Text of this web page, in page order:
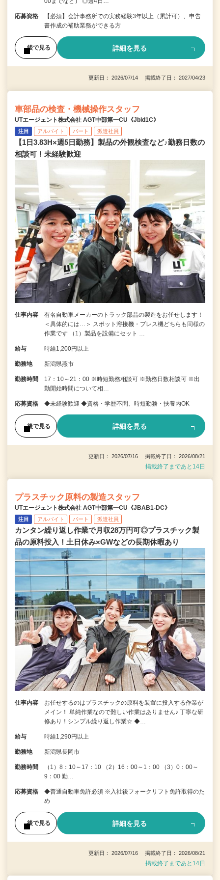
応募資格
【必須】会計事務所での実務経験3年以上（累計可）、申告
書作成の補助業務ができる方
後で見る 詳細を見る
更新日： 2026/07/14 掲載終了日： 2027/04/23
車部品の検査・機械操作スタッフ
UTエージェント株式会社 AGT中部第一CU《Jbld1C》
注目 アルバイト パート 派遣社員
【1日3.83H×週5日勤務】製品の外観検査など♪勤務日数の
相談可！未経験歓迎
仕事内容
有名自動車メーカーのトラック部品の製造をお任せします！
＜具体的には…＞ スポット溶接機・プレス機どちらも同様の
作業です （1）製品を設備にセット …
給与 時給1,200円以上
勤務地 新潟県燕市
勤務時間
17：10～21：00 ※時短勤務相談可 ※勤務日数相談可 ※出
勤開始時間について相…
応募資格 ◆未経験歓迎 ◆資格・学歴不問、時短勤務・扶養内OK
後で見る 詳細を見る
更新日： 2026/07/16 掲載終了日： 2026/08/21
掲載終了まであと14日
プラスチック原料の製造スタッフ
UTエージェント株式会社 AGT中部第一CU《JBAB1-DC》
注目 アルバイト パート 派遣社員
カンタン繰り返し作業で月収28万円可◎プラスチック製
品の原料投入！土日休み×GWなどの長期休暇あり
仕事内容
お任せするのはプラスチックの原料を装置に投入する作業が
メイン！ 単純作業なので難しい作業はありません♪ 丁寧な研
修あり！シンプル繰り返し作業☆ ◆…
給与 時給1,290円以上
勤務地 新潟県長岡市
勤務時間
（1）8：10～17：10 （2）16：00～1：00 （3）0：00～
9：00 勤…
応募資格
◆普通自動車免許必須 ※入社後フォークリフト免許取得のた
め
後で見る 詳細を見る
更新日： 2026/07/16 掲載終了日： 2026/08/21
掲載終了まであと14日